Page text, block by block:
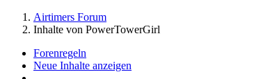
Airtimers Forum
Inhalte von PowerTowerGirl
Forenregeln
Neue Inhalte anzeigen